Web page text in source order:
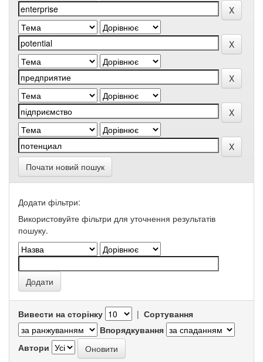
Почати новий пошук
Додати фільтри:
Використовуйте фільтри для уточнення результатів
пошуку.
Вивести на сторінку | Сортування
Впорядкування
Автори